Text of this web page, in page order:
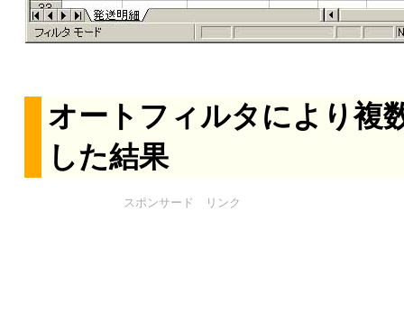
オートフィルタにより複
した結果
スポンサード リンク